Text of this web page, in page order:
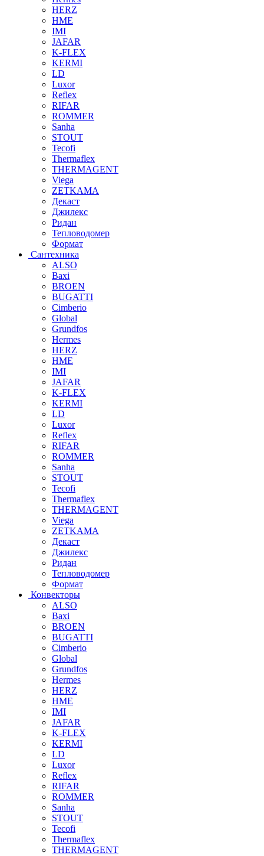
HERZ
HME
IMI
JAFAR
K-FLEX
KERMI
LD
Luxor
Reflex
RIFAR
ROMMER
Sanha
STOUT
Tecofi
Thermaflex
THERMAGENT
Viega
ZETKAMA
Декаст
Джилекс
Ридан
Тепловодомер
Формат
Сантехника
ALSO
Baxi
BROEN
BUGATTI
Cimberio
Global
Grundfos
Hermes
HERZ
HME
IMI
JAFAR
K-FLEX
KERMI
LD
Luxor
Reflex
RIFAR
ROMMER
Sanha
STOUT
Tecofi
Thermaflex
THERMAGENT
Viega
ZETKAMA
Декаст
Джилекс
Ридан
Тепловодомер
Формат
Конвекторы
ALSO
Baxi
BROEN
BUGATTI
Cimberio
Global
Grundfos
Hermes
HERZ
HME
IMI
JAFAR
K-FLEX
KERMI
LD
Luxor
Reflex
RIFAR
ROMMER
Sanha
STOUT
Tecofi
Thermaflex
THERMAGENT